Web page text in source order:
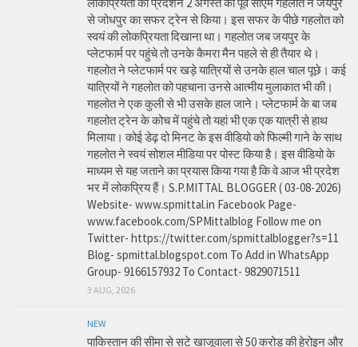
से जोधपुर का सफर ट्रेन से किया। इस सफर के पीछे गहलोत को
स्वयं की लोकप्रियता दिखाना था। गहलोत जब जयपुर के
प्लेटफार्म पर पहुंचे तो उनके कैमरा मैन पहले से ही तैयार थे।
गहलोत ने प्लेटफार्म पर खड़े यात्रियों से उनके हाल चाल पूछे। कई
यात्रियों ने गहलोत को पहचाना उनसे आत्मीय मुलाकात भी की।
गहलोत ने एक कुली से भी उसके हाल जाने। प्लेटफार्म के बा जब
गहलोत ट्रेन के कोच में पहुंचे तो यहां भी एक एक यात्री से हाथ
मिलाया। कोई डेढ़ दो मिनट के इस वीडियो को फिल्मी गाने के साथ
गहलोत ने स्वयं सोशल मीडिया पर पोस्ट किया है। इस वीडियो के
माध्यम से यह जताने का प्रयास किया गया है कि वे आज भी प्रदेश
भर में लोकप्रिय हैं। S.P.MITTAL BLOGGER ( 03-08-2026)
Website- www.spmittal.in Facebook Page-
www.facebook.com/SPMittalblog Follow me on
Twitter- https://twitter.com/spmittalblogger?s=11
Blog- spmittal.blogspot.com To Add in WhatsApp
Group- 9166157932 To Contact- 9829071511
3 AUG, 2026
NEW
पाकिस्तान की सीमा से सटे खाजूवाला से 50 करोड़ की हेरोइन और